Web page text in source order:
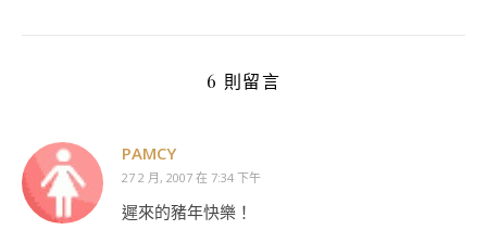
6 則留言
PAMCY
27 2 月, 2007 在 7:34 下午
遲來的豬年快樂！